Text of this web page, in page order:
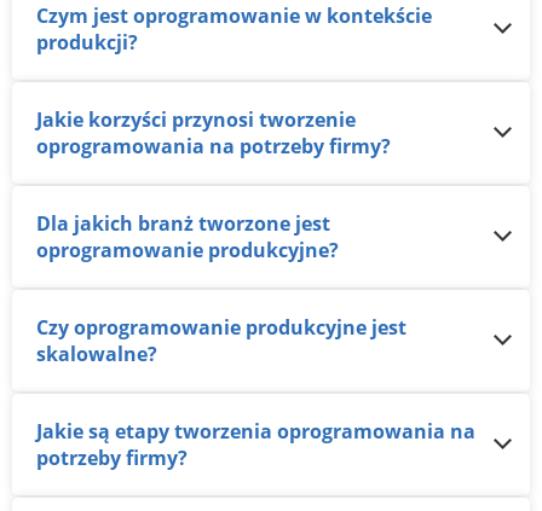
Czym jest oprogramowanie w kontekście
produkcji?
Jakie korzyści przynosi tworzenie
oprogramowania na potrzeby firmy?
Dla jakich branż tworzone jest
oprogramowanie produkcyjne?
Czy oprogramowanie produkcyjne jest
skalowalne?
Jakie są etapy tworzenia oprogramowania na
potrzeby firmy?